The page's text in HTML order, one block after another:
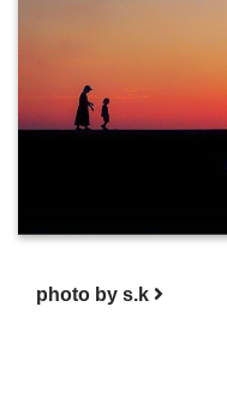
photo by s.k